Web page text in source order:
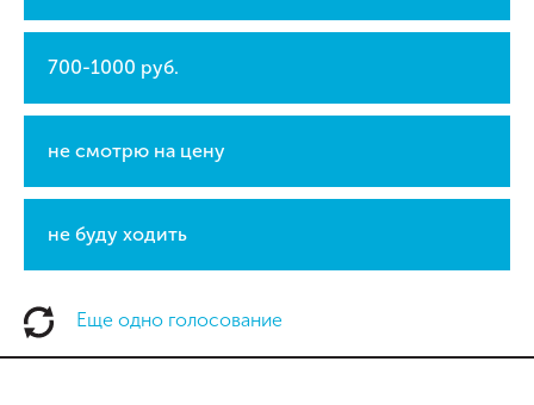
700-1000 руб.
не смотрю на цену
не буду ходить
Еще одно голосование